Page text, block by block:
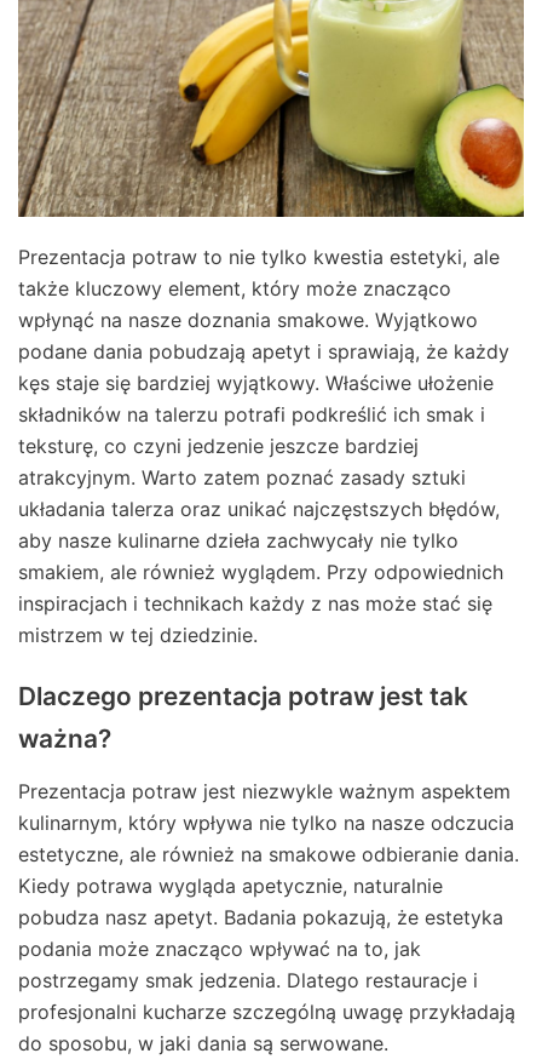
Prezentacja potraw to nie tylko kwestia estetyki, ale
także kluczowy element, który może znacząco
wpłynąć na nasze doznania smakowe. Wyjątkowo
podane dania pobudzają apetyt i sprawiają, że każdy
kęs staje się bardziej wyjątkowy. Właściwe ułożenie
składników na talerzu potrafi podkreślić ich smak i
teksturę, co czyni jedzenie jeszcze bardziej
atrakcyjnym. Warto zatem poznać zasady sztuki
układania talerza oraz unikać najczęstszych błędów,
aby nasze kulinarne dzieła zachwycały nie tylko
smakiem, ale również wyglądem. Przy odpowiednich
inspiracjach i technikach każdy z nas może stać się
mistrzem w tej dziedzinie.
Dlaczego prezentacja potraw jest tak
ważna?
Prezentacja potraw jest niezwykle ważnym aspektem
kulinarnym, który wpływa nie tylko na nasze odczucia
estetyczne, ale również na smakowe odbieranie dania.
Kiedy potrawa wygląda apetycznie, naturalnie
pobudza nasz apetyt. Badania pokazują, że estetyka
podania może znacząco wpływać na to, jak
postrzegamy smak jedzenia. Dlatego restauracje i
profesjonalni kucharze szczególną uwagę przykładają
do sposobu, w jaki dania są serwowane.